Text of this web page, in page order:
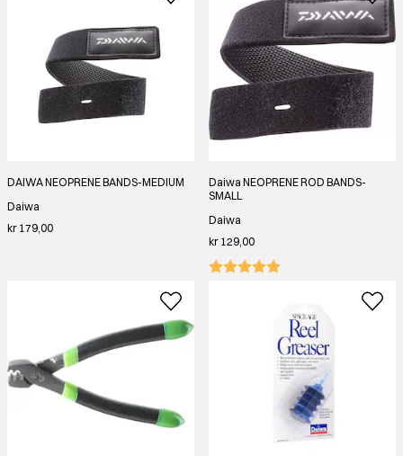
DAIWA NEOPRENE BANDS-MEDIUM
Daiwa
kr 179,00
Daiwa NEOPRENE ROD BANDS-
SMALL
Daiwa
kr 129,00